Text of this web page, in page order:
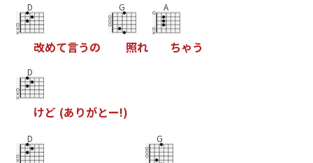
D
改めて言うの
G
照れ
A
ちゃう
D
けど (あ りがとー!)
D G